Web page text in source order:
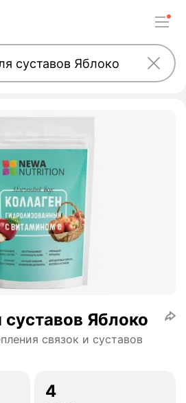
суставов Яблоко
связок и суставов
4